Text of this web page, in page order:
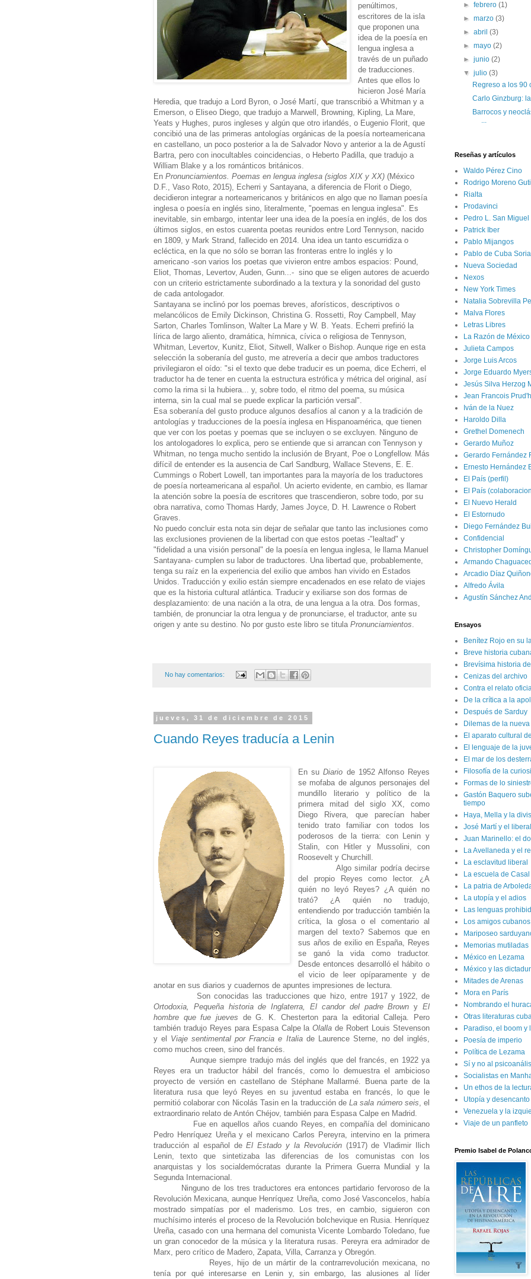
penúltimos,
escritores de la isla
que proponen una
idea de la poesía en
lengua inglesa a
través de un puñado
de traducciones.
Antes que ellos lo
hicieron José María
Heredia, que tradujo a Lord Byron, o José Martí, que transcribió a Whitman y a
Emerson, o Eliseo Diego, que tradujo a Marwell, Browning, Kipling, La Mare,
Yeats y Hughes, puros ingleses y algún que otro irlandés, o Eugenio Florit, que
concibió una de las primeras antologías orgánicas de la poesía norteamericana
en castellano, un poco posterior a la de Salvador Novo y anterior a la de Agustí
Bartra, pero con inocultables coincidencias, o Heberto Padilla, que tradujo a
William Blake y a los románticos británicos.
En Pronunciamientos. Poemas en lengua inglesa (siglos XIX y XX) (México
D.F., Vaso Roto, 2015), Echerri y Santayana, a diferencia de Florit o Diego,
decidieron integrar a norteamericanos y británicos en algo que no llaman poesía
inglesa o poesía en inglés sino, literalmente, "poemas en lengua inglesa". Es
inevitable, sin embargo, intentar leer una idea de la poesía en inglés, de los dos
últimos siglos, en estos cuarenta poetas reunidos entre Lord Tennyson, nacido
en 1809, y Mark Strand, fallecido en 2014. Una idea un tanto escurridiza o
ecléctica, en la que no sólo se borran las fronteras entre lo inglés y lo
americano -son varios los poetas que vivieron entre ambos espacios: Pound,
Eliot, Thomas, Levertov, Auden, Gunn...- sino que se eligen autores de acuerdo
con un criterio estrictamente subordinado a la textura y la sonoridad del gusto
de cada antologador.
Santayana se inclinó por los poemas breves, aforísticos, descriptivos o
melancólicos de Emily Dickinson, Christina G. Rossetti, Roy Campbell, May
Sarton, Charles Tomlinson, Walter La Mare y W. B. Yeats. Echerri prefirió la
lírica de largo aliento, dramática, hímnica, cívica o religiosa de Tennyson,
Whitman, Levertov, Kunitz, Eliot, Sitwell, Walker o Bishop. Aunque rige en esta
selección la soberanía del gusto, me atrevería a decir que ambos traductores
privilegiaron el oído: "si el texto que debe traducir es un poema, dice Echerri, el
traductor ha de tener en cuenta la estructura estrófica y métrica del original, así
como la rima si la hubiera... y, sobre todo, el ritmo del poema, su música
interna, sin la cual mal se puede explicar la partición versal".
Esa soberanía del gusto produce algunos desafíos al canon y a la tradición de
antologías y traducciones de la poesía inglesa en Hispanoamérica, que tienen
que ver con los poetas y poemas que se incluyen o se excluyen. Ninguno de
los antologadores lo explica, pero se entiende que si arrancan con Tennyson y
Whitman, no tenga mucho sentido la inclusión de Bryant, Poe o Longfellow. Más
difícil de entender es la ausencia de Carl Sandburg, Wallace Stevens, E. E.
Cummings o Robert Lowell, tan importantes para la mayoría de los traductores
de poesía norteamericana al español. Un acierto evidente, en cambio, es llamar
la atención sobre la poesía de escritores que trascendieron, sobre todo, por su
obra narrativa, como Thomas Hardy, James Joyce, D. H. Lawrence o Robert
Graves.
No puedo concluir esta nota sin dejar de señalar que tanto las inclusiones como
las exclusiones provienen de la libertad con que estos poetas -"lealtad" y
"fidelidad a una visión personal" de la poesía en lengua inglesa, le llama Manuel
Santayana- cumplen su labor de traductores. Una libertad que, probablemente,
tenga su raíz en la experiencia del exilio que ambos han vivido en Estados
Unidos. Traducción y exilio están siempre encadenados en ese relato de viajes
que es la historia cultural atlántica. Traducir y exiliarse son dos formas de
desplazamiento: de una nación a la otra, de una lengua a la otra. Dos formas,
también, de pronunciar la otra lengua y de pronunciarse, el traductor, ante su
origen y ante su destino. No por gusto este libro se titula Pronunciamientos
No hay comentarios:
jueves, 31 de diciembre de 2015
Cuando Reyes traducía a Lenin
En suDiario de 1952 Alfonso Reyes
se mofaba de algunos personajes del
mundillo literario y político de la
primera mitad del siglo XX, como
Diego Rivera, que parecían haber
tenido trato familiar con todos los
poderosos de la tierra: con Lenin y
Stalin, con Hitler y Mussolini, con
Roosevelt y Churchill.
Algo similar podría decirse
del propio Reyes como lector. ¿A
quién no leyó Reyes? ¿A quién no
trató? ¿A quién no tradujo,
entendiendo por traducción también la
crítica, la glosa o el comentario al
margen del texto? Sabemos que en
sus años de exilio en España, Reyes
se ganó la vida como traductor.
Desde entonces desarrolló el hábito o
el vicio de leer opíparamente y de
anotar en sus diarios y cuadernos de apuntes impresiones de lectura.
Son conocidas las traducciones que hizo, entre 1917 y 1922, de
Ortodoxia, Pequeña historia de Inglaterra, El candor del padre BrownyEl
hombre que fue jueves de G. K. Chesterton para la editorial Calleja. Pero
también tradujo Reyes para Espasa Calpe laOlallade Robert Louis Stevenson
y el Viaje sentimental por Francia e Italia de Laurence Sterne, no del inglés,
como muchos creen, sino del francés.
Aunque siempre tradujo más del inglés que del francés, en 1922 ya
Reyes era un traductor hábil del francés, como lo demuestra el ambicioso
proyecto de versión en castellano de Stéphane Mallarmé. Buena parte de la
literatura rusa que leyó Reyes en su juventud estaba en francés, lo que le
permitió colaborar con Nicolás Tasin en la traducción deLa sala número seis , el
extraordinario relato de Antón Chéjov, también para Espasa Calpe en Madrid.
Fue en aquellos años cuando Reyes, en compañía del dominicano
Pedro Henríquez Ureña y el mexicano Carlos Pereyra, intervino en la primera
traducción al español deEl Estado y la Revolución (1917) de Vladimir Ilich
Lenin, texto que sintetizaba las diferencias de los comunistas con los
anarquistas y los socialdemócratas durante la Primera Guerra Mundial y la
Segunda Internacional.
Ninguno de los tres traductores era entonces partidario fervoroso de la
Revolución Mexicana, aunque Henríquez Ureña, como José Vasconcelos, había
mostrado simpatías por el maderismo. Los tres, en cambio, siguieron con
muchísimo interés el proceso de la Revolución bolchevique en Rusia. Henríquez
Ureña, casado con una hermana del comunista Vicente Lombardo Toledano, fue
un gran conocedor de la música y la literatura rusas. Pereyra era admirador de
Marx, pero crítico de Madero, Zapata, Villa, Carranza y Obregón.
Reyes, hijo de un mártir de la contrarrevolución mexicana, no
tenía por qué interesarse en Lenin y, sin embargo, las alusiones al líder
►febrero(1)
►marzo(3)
►abril(3)
►mayo(2)
►junio(2)
▼julio(3)
Regreso a los 90
Carlo Ginzburg:
Barrocos y
...
Reseñas y artículos
Waldo Pérez Cino
Rodrigo Moreno
Rialta
Prodavinci
Pedro L. San Miguel
Patrick Iber
Pablo Mijangos
Pablo de Cuba Soria
Nueva Sociedad
Nexos
New York Times
Natalia Sobrevilla
Malva Flores
Letras Libres
La Razón de México
Julieta Campos
Jorge Luis Arcos
Jorge Eduardo
Jesús Silva Herzog
Jean Francois
Iván de la Nuez
Haroldo Dilla
Grethel Domenech
Gerardo Muñoz
Gerardo Fernández
Ernesto Hernández
El País (perfil)
El País
El Nuevo Herald
El Estornudo
Diego Fernández
Confidencial
Christopher
Armando
Arcadio Díaz
Alfredo Ávila
Agustín Sánchez
Ensayos
Benítez Rojo en su
Breve historia
Brevísima historia
Cenizas del archivo
Contra el relato
De la crítica a la
Después de Sarduy
Dilemas de la
El aparato cultural
El lenguaje de la
El mar de los
Filosofía de la
Formas de lo
Gastón Baquero
tiempo
Haya, Mella y la
José Martí y el
Juan Marinello: el
La Avellaneda y el
La esclavitud liberal
La escuela de Casal
La patria de
La utopía y el adios
Las lenguas
Los amigos
Mariposeo
Memorias mutiladas
México en Lezama
México y las
Mitades de Arenas
Mora en París
Nombrando el
Otras literaturas
Paradiso, el boom y
Poesía de imperio
Política de Lezama
Sí y no al
Socialistas en
Un ethos de la
Utopía y
Venezuela y la
Viaje de un panfleto
Premio Isabel de